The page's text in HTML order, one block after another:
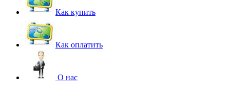
Как купить
Как оплатить
О нас